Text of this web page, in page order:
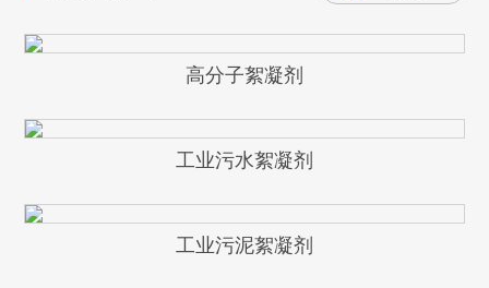
高分子絮凝剂
工业污水絮凝剂
工业污泥絮凝剂